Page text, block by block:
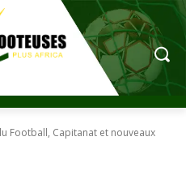
Football, Capitanat et nouveaux